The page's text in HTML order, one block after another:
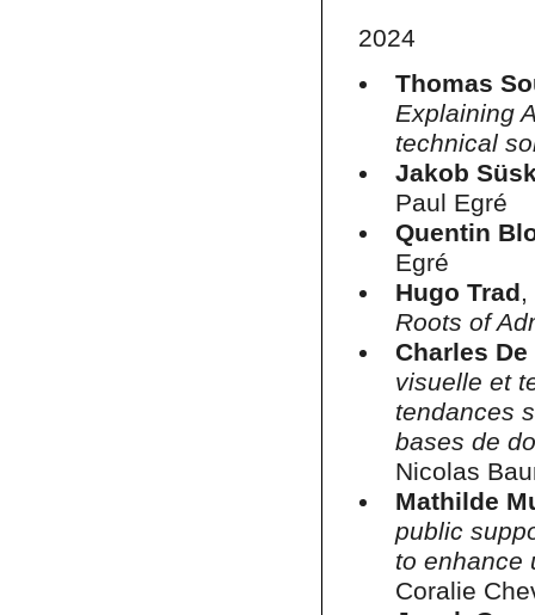
2024
Thomas
Explaining
technical
Jakob
Paul Egré
Quentin
Egré
Hugo Trad,
Roots of
Charles
visuelle et
tendances
bases de
Nicolas
Mathilde
public
to enhance
Coralie